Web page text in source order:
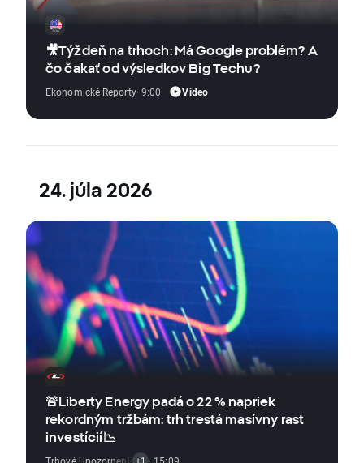
🎥Týždeň na trhoch: Má Google problém? A
čo čakať od výsledkov Big Techu?
Ekonomické Reporty· 9:00 Video
24. júla 2026
🚨Liberty Energy padá o 22 % napriek
rekordným tržbám: trh trestá masívny rast
investícií📉
+1